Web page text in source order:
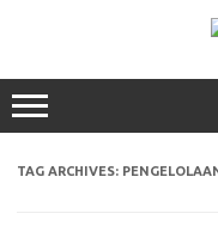
TAG ARCHIVES: